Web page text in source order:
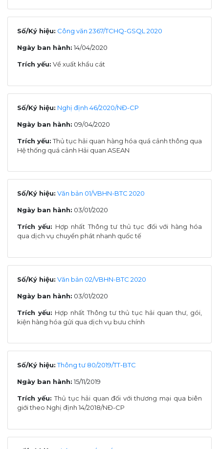
Số/Ký hiệu: Công văn 2367/TCHQ-GSQL 2020
Ngày ban hành: 14/04/2020
Trích yếu: Về xuất khẩu cát
Số/Ký hiệu: Nghị định 46/2020/NĐ-CP
Ngày ban hành: 09/04/2020
Trích yếu: Thủ tục hải quan hàng hóa quá cảnh thông qua
Hệ thống quá cảnh Hải quan ASEAN
Số/Ký hiệu: Văn bản 01/VBHN-BTC 2020
Ngày ban hành: 03/01/2020
Trích yếu: Hợp nhất Thông tư thủ tục đối với hàng hóa
qua dịch vụ chuyển phát nhanh quốc tế
Số/Ký hiệu: Văn bản 02/VBHN-BTC 2020
Ngày ban hành: 03/01/2020
Trích yếu: Hợp nhất Thông tư thủ tục hải quan thư, gói,
kiện hàng hóa gửi qua dịch vụ bưu chính
Số/Ký hiệu: Thông tư 80/2019/TT-BTC
Ngày ban hành: 15/11/2019
Trích yếu: Thủ tục hải quan đối với thương mại qua biên
giới theo Nghị định 14/2018/NĐ-CP